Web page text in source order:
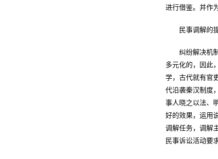
进行借鉴。并作
民事调解的
纠纷解决机
多元化的，因此
学，古代就有官
代沿袭秦汉制度
事人晓之以法、
好的效果，运用
调解任务，调解
民事诉讼活动要